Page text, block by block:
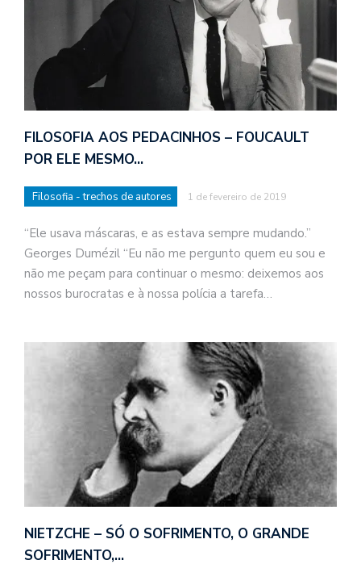
FILOSOFIA AOS PEDACINHOS – FOUCAULT
POR ELE MESMO…
Filosofia - trechos de autores 1 de fevereiro de 2019
“Ele usava máscaras, e as estava sempre mudando.”
Georges Dumézil “Eu não me pergunto quem eu sou e
não me peçam para continuar o mesmo: deixemos aos
nossos burocratas e à nossa polícia a tarefa…
NIETZCHE – SÓ O SOFRIMENTO, O GRANDE
SOFRIMENTO,…